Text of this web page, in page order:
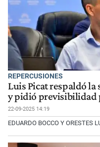
REPERCUSIONES
Luis Picat respaldó
y pidió previsibilidad
22-09-2025 14:19
EDUARDO BOCCO Y ORESTES